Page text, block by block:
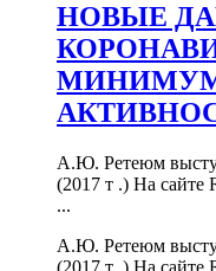
НОВЫЕ
А.Ю. Ретеюм
(2017 т .) На сайте
...
А.Ю. Ретеюм
(2017 т .) На сайте